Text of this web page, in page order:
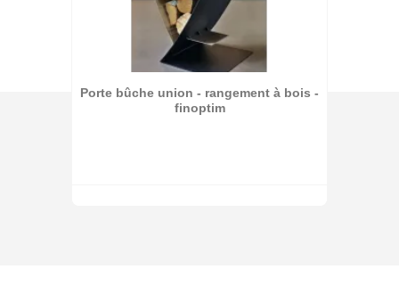
Porte bûche union - rangement à bois -
finoptim